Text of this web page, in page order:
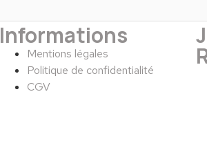
Informations
Mentions légales
Politique de confidentialité
CGV